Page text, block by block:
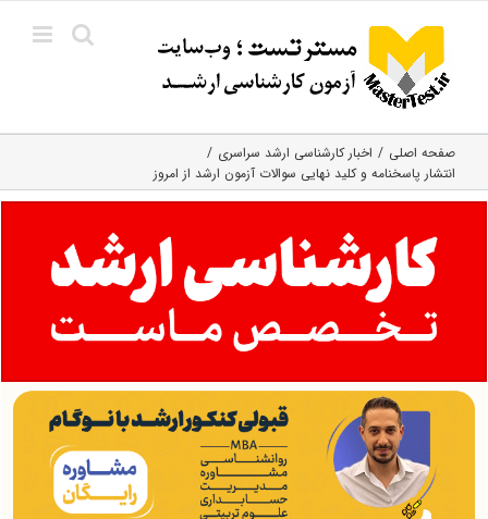
content
صفحه اصلی
اخبار کارشناسی ارشد سراسری
انتشار پاسخنامه و کلید نهایی سوالات آزمون ارشد از امروز